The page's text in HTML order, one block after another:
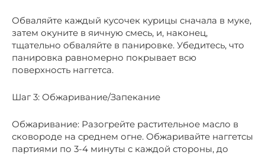
Обваляйте каждый кусочек курицы сначала в муке,
затем окуните в яичную смесь, и, наконец,
тщательно обваляйте в панировке. Убедитесь, что
панировка равномерно покрывает всю
поверхность наггетса.
Шаг 3: Обжаривание/Запекание
Обжаривание: Разогрейте растительное масло в
сковороде на среднем огне. Обжаривайте наггетсы
партиями по 3-4 минуты с каждой стороны, до